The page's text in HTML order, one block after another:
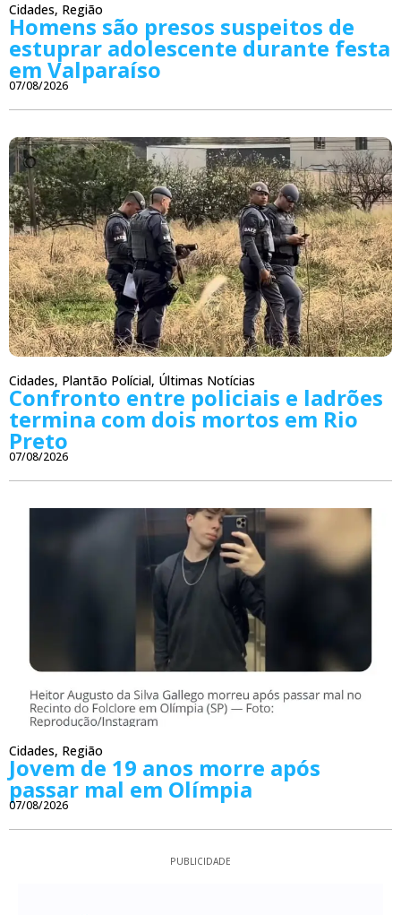
Cidades, Região
Homens são presos suspeitos de
estuprar adolescente durante festa
em Valparaíso
07/08/2026
Cidades, Plantão Polícial, Últimas Notícias
Confronto entre policiais e ladrões
termina com dois mortos em Rio
Preto
07/08/2026
Cidades, Região
Jovem de 19 anos morre após
passar mal em Olímpia
07/08/2026
PUBLICIDADE